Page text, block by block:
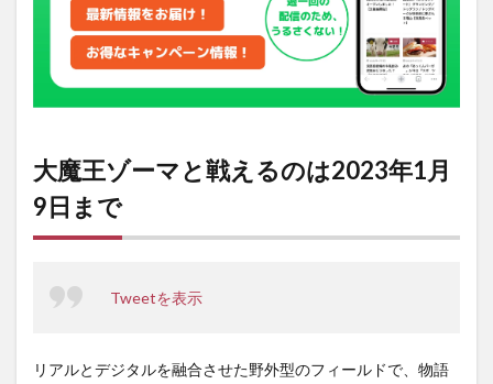
1.1
チケ
ット
料金
2
細情
ニジ
時公
開
施設
大魔王ゾーマと戦えるのは2023年1月
9日まで
Tweetを表示
リアルとデジタルを融合させた野外型のフィールドで、物語